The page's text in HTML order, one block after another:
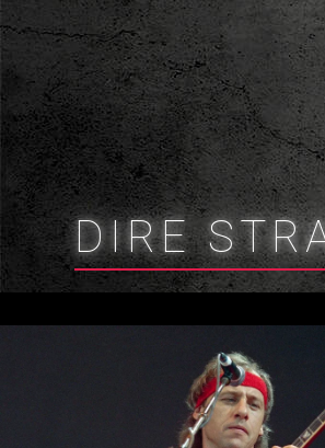
DIRE